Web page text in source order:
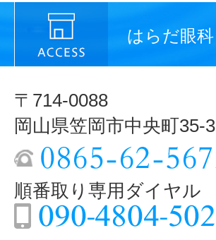
はらだ眼科
〒714-0088
岡山県笠岡市中央町35-3
順番取り専用ダイヤル